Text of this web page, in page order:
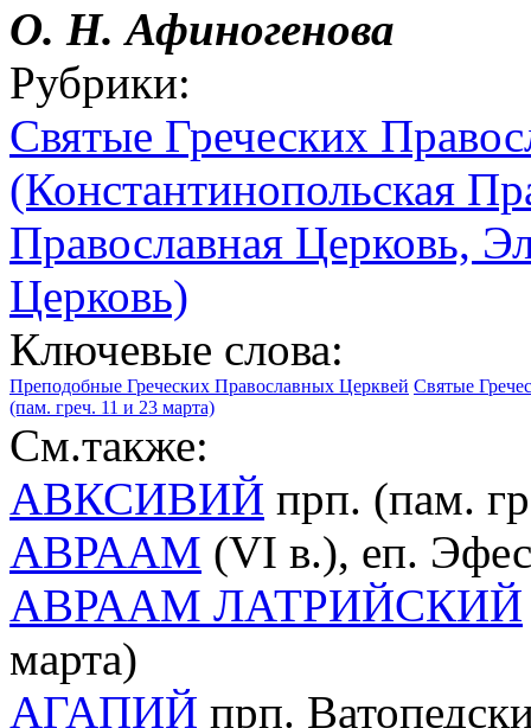
О. Н. Афиногенова
Рубрики:
Святые Греческих
(Константинопольская
Православная Церковь,
Церковь)
Ключевые слова:
Преподобные Греческих Православных Церквей Святые
(пам. греч. 11 и 23 марта)
См.также:
АВКСИВИЙ прп. (пам.
АВРААМ (VI в.), еп.
АВРААМ ЛАТРИЙСКИЙ
марта)
АГАПИЙ прп.